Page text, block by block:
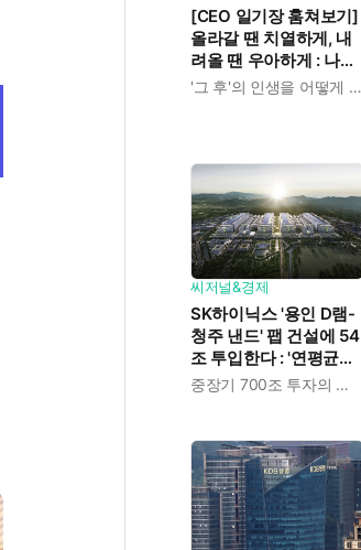
[CEO 일기장 훔쳐보기]
올라갈 땐 치열하게, 내
려올 땐 우아하게 : 나만
의 커리어 설계법
'그 후'의 인생을 어떻게 살 것인가
씨저널&경제
SK하이닉스 '용인 D램-
청주 낸드' 팹 건설에 54
조 투입한다 : '연평균
19% 성장' 메모리 수요중장기 700조 투자의 단계적 이행